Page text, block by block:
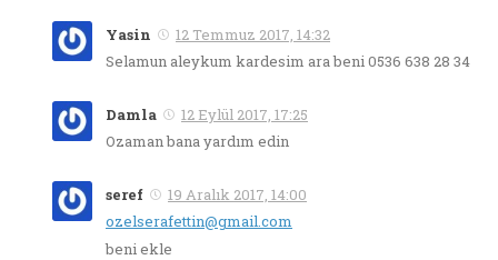
Yasin
12 Temmuz 2017, 14:32
Selamun aleykum kardesim ara beni 0536 638 28 34
Damla
12 Eylül 2017, 17:25
Ozaman bana yardım edin
seref
19 Aralık 2017, 14:00
ozelserafettin@gmail.com
beni ekle